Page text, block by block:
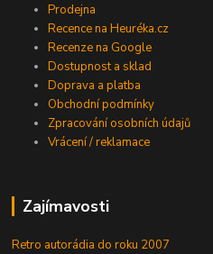
Prodejna
Recence na Heuréka.cz
Recenze na Google
Dostupnost a sklad
Doprava a platba
Obchodní podmínky
Zpracování osobních údajů
Vrácení / reklamace
Zajímavosti
Retro autorádia do roku 2007